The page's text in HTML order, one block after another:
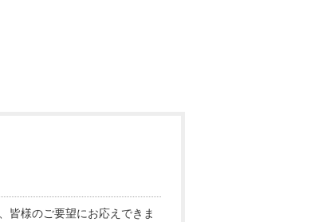
皆様のご要望にお応えできま